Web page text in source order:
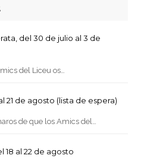
del 30 de julio al 3 de
del Liceu os…
21 de agosto (lista de espera)
de que los Amics del…
18 al 22 de agosto